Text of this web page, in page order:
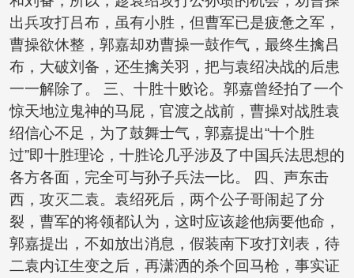
出兵攻打吕布，虽有小胜，但曹军已是疲惫之军，
曹操欲休整，郭嘉却劝曹操一鼓作气，最终生擒吕
布，大破刘备，还生擒关羽，把与袁绍决战的后患
一一解除了。 三、十胜十败论。郭嘉曾经拍了一个
惊天地泣鬼神的马屁，官渡之战前，曹操对战胜袁
绍信心不足，为了鼓舞士气，郭嘉提出“十个胜
过”即十胜理论，十胜论几乎涉及了中国兵法思想的
各方各面，完全可与孙子兵法一比。 四、声东击
西，攻灭二袁。袁绍死后，两个公子哥闹起了分
裂，曹军的将领都认为，这时应该趁他病要他命，
郭嘉提出，不如放出消息，假装南下攻打刘表，待
二袁内讧生变之后，再潇洒的杀个回马枪，事实证